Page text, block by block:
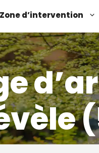
Zone d’intervention